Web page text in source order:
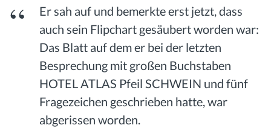
Er sah auf und bemerkte erst jetzt, dass
auch sein Flipchart gesäubert worden war:
Das Blatt auf dem er bei der letzten
Besprechung mit großen Buchstaben
HOTEL ATLAS Pfeil SCHWEIN und fünf
Fragezeichen geschrieben hatte, war
abgerissen worden.